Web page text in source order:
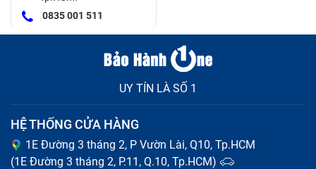
0835 001 511
UY TÍN LÀ SỐ 1
HỆ THỐNG CỬA HÀNG
1E Đường 3 tháng 2, P Vườn Lài, Q10, Tp.HCM
(1E Đường 3 tháng 2, P.11, Q.10, Tp.HCM)